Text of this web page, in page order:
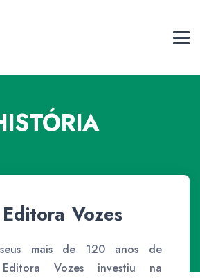
Vozes
mais de 120 anos de
Vozes investiu na